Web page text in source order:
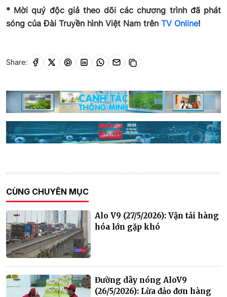
* Mời quý độc giả theo dõi các chương trình đã phát
sóng của Đài Truyền hình Việt Nam trên TV Online!
Share:
CÙNG CHUYÊN MỤC
Alo V9 (27/5/2026): Vận tải hàng
hóa lớn gặp khó
Đường dây nóng AloV9
(26/5/2026): Lừa đảo đơn hàng